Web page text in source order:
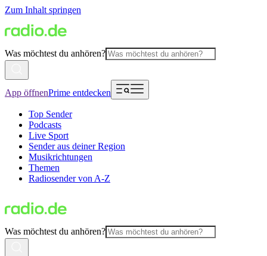
Zum Inhalt springen
Was möchtest du anhören?
App öffnenPrime entdecken
Top Sender
Podcasts
Live Sport
Sender aus deiner Region
Musikrichtungen
Themen
Radiosender von A-Z
Was möchtest du anhören?